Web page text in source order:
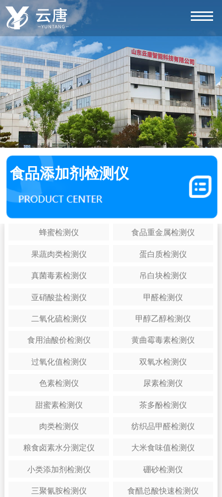
食品添加剂检测仪
蜂蜜检测仪
食品重金属检测仪
果蔬肉类检测仪
蛋白质检测仪
真菌毒素检测仪
吊白块检测仪
亚硝酸盐检测仪
甲醛检测仪
二氧化硫检测仪
甲醇乙醇检测仪
食用油酸价检测仪
黄曲霉毒素检测仪
过氧化值检测仪
双氧水检测仪
色素检测仪
尿素检测仪
甜蜜素检测仪
茶多酚检测仪
肉类检测仪
纺织品甲醛检测仪
粮食卤素水分测定仪
大米食味值检测仪
小类添加剂检测仪
硼砂检测仪
三聚氰胺检测仪
食醋总酸快速检测仪